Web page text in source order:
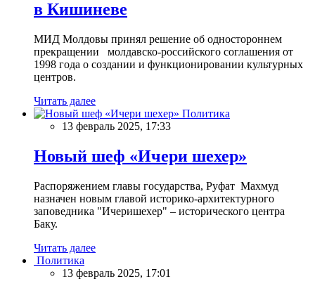
в Кишиневе
МИД Молдовы принял решение об одностороннем
прекращении молдавско-российского соглашения от
1998 года о создании и функционировании культурных
центров.
Читать далее
Политика
13 февраль 2025, 17:33
Новый шеф «Ичери шехер»
Распоряжением главы государства, Руфат Махмуд
назначен новым главой историко-архитектурного
заповедника "Ичеришехер" – исторического центра
Баку.
Читать далее
Политика
13 февраль 2025, 17:01